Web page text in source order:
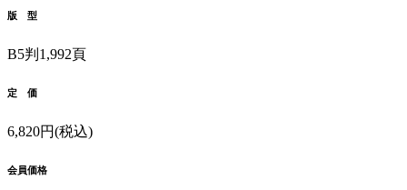
版 型
B5判1,992頁
定 価
6,820円(税込)
会員価格